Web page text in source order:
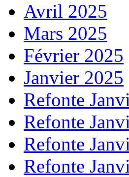
Avril 2025
Mars 2025
Février 2025
Janvier 2025
Refonte
Refonte
Refonte
Refonte